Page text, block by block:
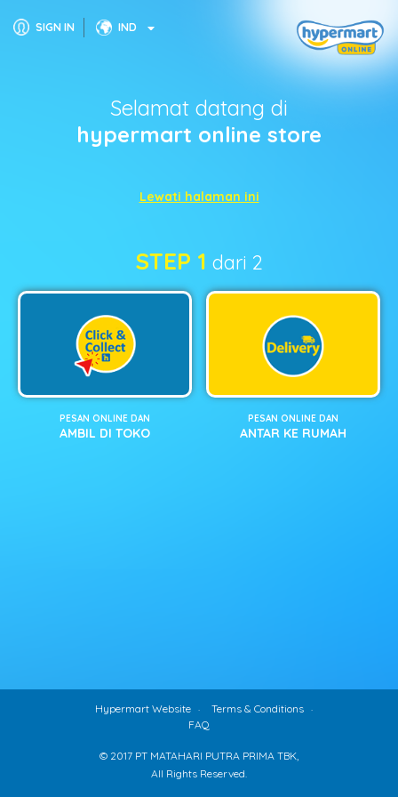
SIGN IN IND
Selamat datang di
hypermart online store
Lewati halaman ini
STEP 1 dari 2
PESAN ONLINE DAN
AMBIL DI TOKO
PESAN ONLINE DAN
ANTAR KE RUMAH
Hypermart Website
Terms & Conditions
FAQ
© 2017 PT MATAHARI PUTRA PRIMA TBK,
All Rights Reserved.